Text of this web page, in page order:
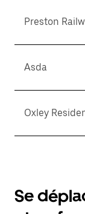
Preston
Asda
Oxley
Se